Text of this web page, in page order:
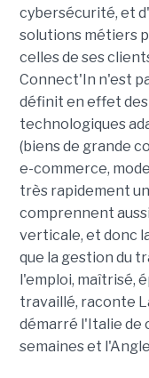
cybersécurité, et
solutions métiers
celles de ses
Connect'In n'est
définit en effet
technologiques
(biens de grande
e-commerce,
très rapidement
comprennent
verticale, et donc
que la gestion du
l'emploi, maîtrisé,
travaillé, raconte
démarré l'Italie de
semaines et